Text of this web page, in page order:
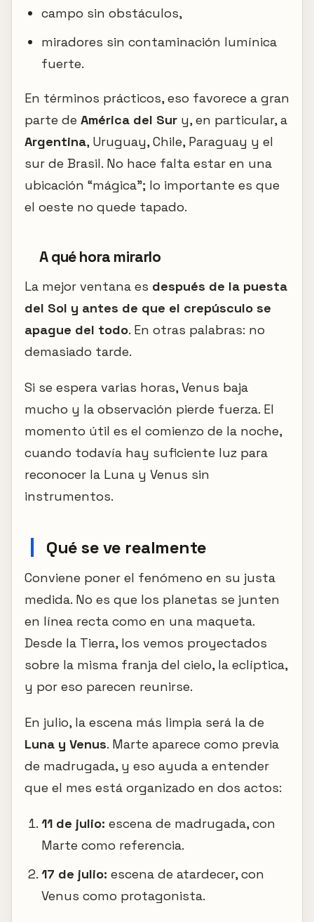
campo sin obstáculos,
miradores sin contaminación lumínica
fuerte.
En términos prácticos, eso favorece a gran
parte de América del Sur y, en particular, a
Argentina, Uruguay, Chile, Paraguay y el
sur de Brasil. No hace falta estar en una
ubicación “mágica”; lo importante es que
el oeste no quede tapado.
A qué hora mirarlo
La mejor ventana es después de la puesta
del Sol y antes de que el crepúsculo se
apague del todo. En otras palabras: no
demasiado tarde.
Si se espera varias horas, Venus baja
mucho y la observación pierde fuerza. El
momento útil es el comienzo de la noche,
cuando todavía hay suficiente luz para
reconocer la Luna y Venus sin
instrumentos.
Qué se ve realmente
Conviene poner el fenómeno en su justa
medida. No es que los planetas se junten
en línea recta como en una maqueta.
Desde la Tierra, los vemos proyectados
sobre la misma franja del cielo, la eclíptica,
y por eso parecen reunirse.
En julio, la escena más limpia será la de
Luna y Venus. Marte aparece como previa
de madrugada, y eso ayuda a entender
que el mes está organizado en dos actos:
11 de julio: escena de madrugada, con
Marte como referencia.
17 de julio: escena de atardecer, con
Venus como protagonista.